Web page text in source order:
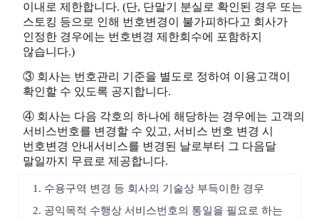
이내로 제한합니다. (단, 단말기 분실로 확인된 경우 또는
스토킹 등으로 인해 번호변경이 불가피하다고 회사가
인정한 경우에는 번호변경 제한회수에 포함하지
않습니다.)
③ 회사는 번호관리 기준을 별도로 정하여 이용고객이
확인할 수 있도록 공지합니다.
④ 회사는 다음 각호의 하나에 해당하는 경우에는 고객의
서비스번호를 변경할 수 있고, 서비스 번호 변경 시
번호변경 안내서비스를 변경된 날로부터 그 다음달
말일까지 무료로 제공합니다.
1. 수용구역 변경 등 회사의 기술상 부득이한 경우
2. 공익목적 수행상 서비스번호의 통일을 필요로 하는